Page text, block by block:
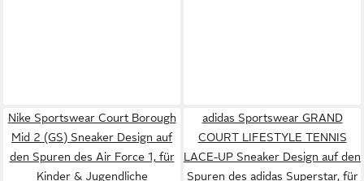
Nike Sportswear Court Borough
Mid 2 (GS) Sneaker Design auf
den Spuren des Air Force 1, für
Kinder & Jugendliche
adidas Sportswear GRAND
COURT LIFESTYLE TENNIS
LACE-UP Sneaker Design auf den
Spuren des adidas Superstar, für